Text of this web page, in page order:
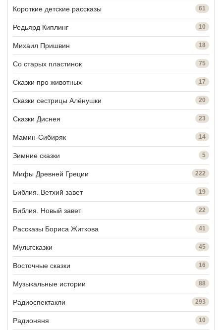
Короткие детские рассказы 61
Редьярд Киплинг 10
Михаил Пришвин 18
Со старых пластинок 75
Сказки про животных 17
Сказки сестрицы Алёнушки 20
Сказки Диснея 23
Мамин-Сибиряк 14
Зимние сказки 5
Мифы Древней Греции 222
Библия. Ветхий завет 19
Библия. Новый завет 22
Рассказы Бориса Житкова 41
Мультсказки 45
Восточные сказки 16
Музыкальные истории 88
Радиоспектакли 293
Радионяня 10